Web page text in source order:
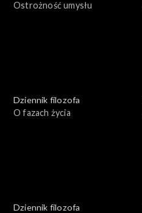
Ostrożność umysłu
Dziennik filozofa
O fazach życia
Dziennik filozofa